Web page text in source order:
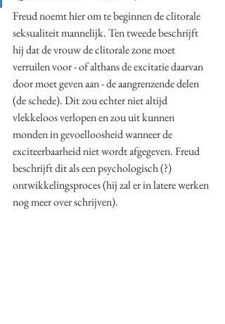
Freud noemt hier om te beginnen de clitorale
seksualiteit mannelijk. Ten tweede beschrijft
hij dat de vrouw de clitorale zone moet
verruilen voor - of althans de excitatie daarvan
door moet geven aan - de aangrenzende delen
(de schede). Dit zou echter niet altijd
vlekkeloos verlopen en zou uit kunnen
monden in gevoelloosheid wanneer de
exciteerbaarheid niet wordt afgegeven. Freud
beschrijft dit als een psychologisch (?)
ontwikkelingsproces (hij zal er in latere werken
nog meer over schrijven).